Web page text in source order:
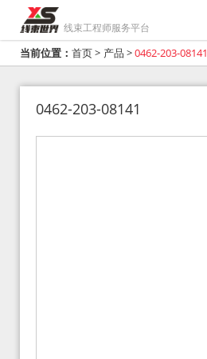
线束工程师服务平台
当前位置： 首页> 产品 >0462-203-08141
0462-203-08141